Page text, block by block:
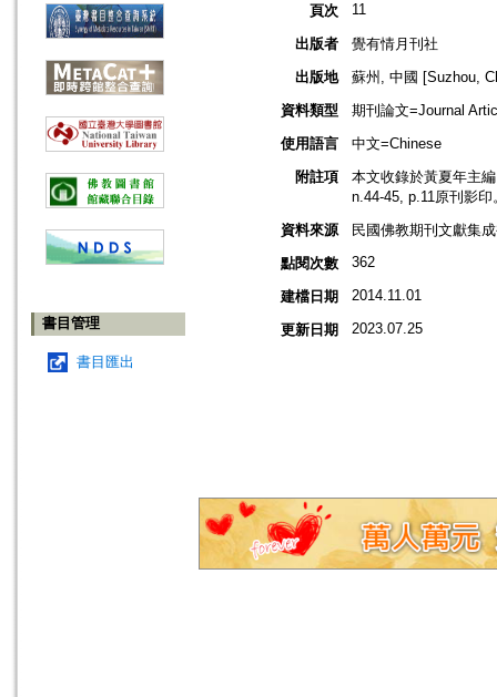
書目管理
書目匯出
頁次 11
出版者
覺有情月刊社
出版地
蘇州, 中國 [Suzhou,
資料類型
期刊論文=Journal
使用語言
中文=Chinese
附註項
本文收錄於黃夏年主
n.44-45, p.11原刊影印
資料來源
民國佛教期刊文獻集
點閱次數
362
建檔日期 2014.11.01
更新日期 2023.07.25